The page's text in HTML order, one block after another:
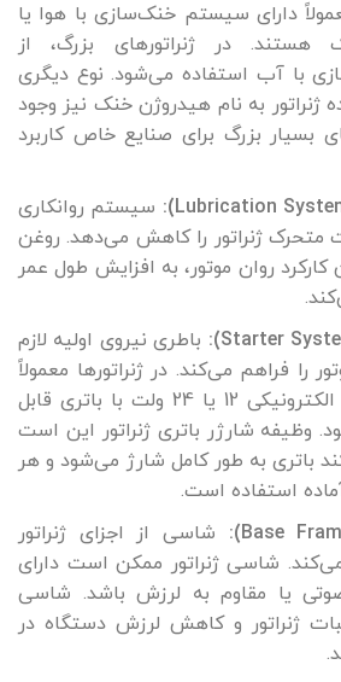
دارای سیستم خنک‌سازی با هوا یا
هستند. در ژنراتورهای بزرگ، از
با آب استفاده می‌شود. نوع دیگری
به نام هیدروژن خنک نیز وجود
بسیار بزرگ برای صنایع خاص کاربرد
سیستم روانکاری
ژنراتور را کاهش می‌دهد. روغن
کارکرد روان موتور، به افزایش طول عمر
باطری نیروی اولیه لازم
را فراهم می‌کند. در ژنراتورها معمولاً
از سیستم استارت الکترونیکی 12 یا 24 ولت با باتری قابل
وظیفه شارژر باتری ژنراتور این است
باتری به طور کامل شارژ می‌شود و هر
استفاده است.
شاسی از اجزای ژنراتور
شاسی ژنراتور ممکن است دارای
یا مقاوم به لرزش باشد. شاسی
ژنراتور و کاهش لرزش دستگاه در